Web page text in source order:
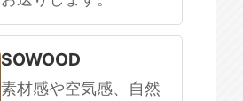
SOWOOD
素材感や空気感、自然